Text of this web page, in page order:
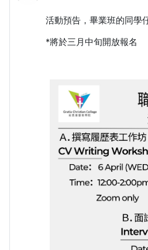
活動預告，畢業班的同學
*將於三月中旬開放報名